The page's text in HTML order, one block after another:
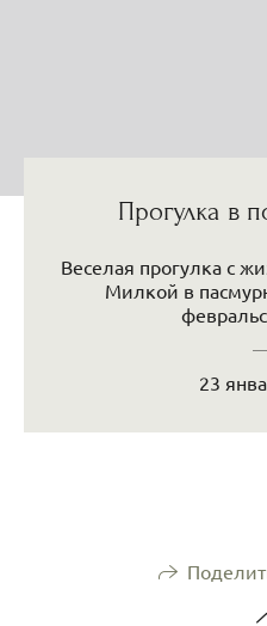
Прогулка в
Веселая прогулка с
Милкой в
23